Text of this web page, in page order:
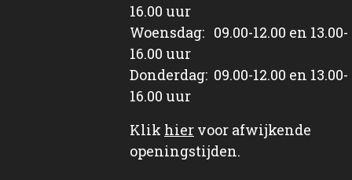
16.00 uur
Woensdag: 09.00-12.00 en 13.00-
16.00 uur
Donderdag: 09.00-12.00 en 13.00-
16.00 uur
Klik hier voor afwijkende
openingstijden.